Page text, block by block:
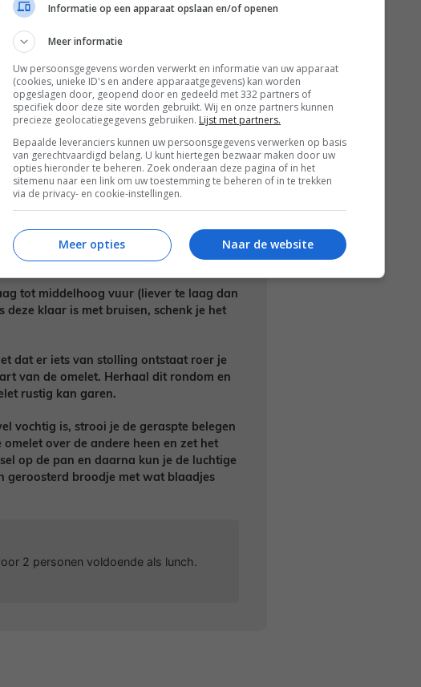
zout en peper in de keukenmachine
helemaal fijn is en het mengsel
tot middelhoog vuur (liever te laag dan
klaar is met bruisen, schenk je het
dat er iets van stolling ontstaat roer je
van de omelet. Herhaal dit rondom en
rustig kan garen.
vochtig is, strooi je de geraspte belegen
over de andere heen en zet het
op de pan en daarna kun je de luchtige
geroosterd broodje met wat blaadjes
2 personen voldoende als lunch.
Informatie op een apparaat opslaan en/of openen
Meer informatie
Uw persoonsgegevens worden verwerkt en informatie van uw apparaat
(cookies, unieke ID's en andere apparaatgegevens) kan worden
opgeslagen door, geopend door en gedeeld met 332 partners of
specifiek door deze site worden gebruikt. Wij en onze partners kunnen
precieze geolocatiegegevens gebruiken. Lijst met partners.
Bepaalde leveranciers kunnen uw persoonsgegevens verwerken op basis
van gerechtvaardigd belang. U kunt hiertegen bezwaar maken door uw
opties hieronder te beheren. Zoek onderaan deze pagina of in het
sitemenu naar een link om uw toestemming te beheren of in te trekken
via de privacy- en cookie-instellingen.
Naar de website
Meer opties